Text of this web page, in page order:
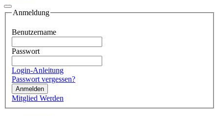
Anmeldung
Benutzername
Passwort
Login-Anleitung
Passwort vergessen?
Anmelden
Mitglied Werden